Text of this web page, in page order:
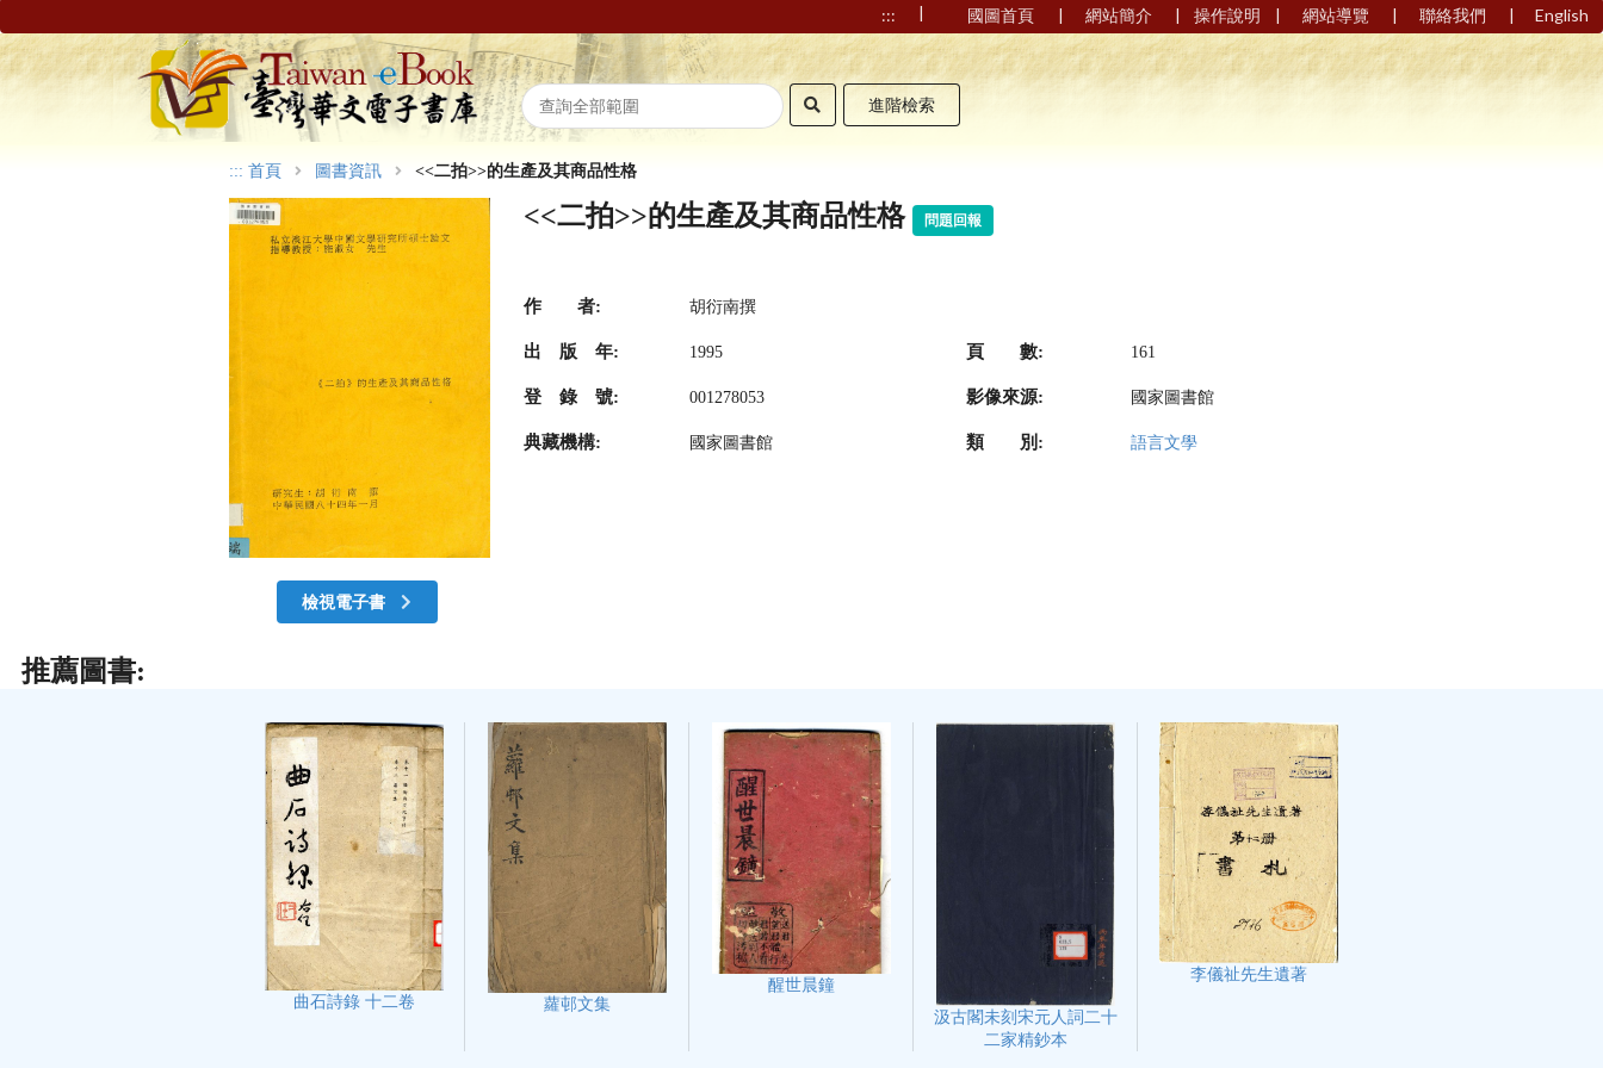
::: | 國圖首頁 | 網站簡介 | 操作說明 | 網站導覽 | 聯絡我們 | English
進階檢索
::: 首頁 圖書資訊 <<二拍>>的生產及其商品性格
檢視電子書
<<二拍>>的生產及其商品性格 問題回報
作 者: 胡衍南撰
出 版 年: 1995 頁 數: 161
登 錄 號: 001278053 影像來源: 國家圖書館
典藏機構: 國家圖書館 類 別: 語言文學
推薦圖書:
曲石詩錄 十二卷 蘿邨文集
醒世晨鐘
汲古閣未刻宋元人詞二十
二家精鈔本
李儀祉先生遺著